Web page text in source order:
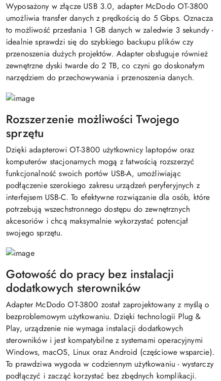
Wyposażony w złącze USB 3.0, adapter McDodo OT-3800
umożliwia transfer danych z prędkością do 5 Gbps. Oznacza
to możliwość przesłania 1 GB danych w zaledwie 3 sekundy -
idealnie sprawdzi się do szybkiego backupu plików czy
przenoszenia dużych projektów. Adapter obsługuje również
zewnętrzne dyski twarde do 2 TB, co czyni go doskonałym
narzędziem do przechowywania i przenoszenia danych.
Rozszerzenie możliwości Twojego
sprzętu
Dzięki adapterowi OT-3800 użytkownicy laptopów oraz
komputerów stacjonarnych mogą z łatwością rozszerzyć
funkcjonalność swoich portów USB-A, umożliwiając
podłączenie szerokiego zakresu urządzeń peryferyjnych z
interfejsem USB-C. To efektywne rozwiązanie dla osób, które
potrzebują wszechstronnego dostępu do zewnętrznych
akcesoriów i chcą maksymalnie wykorzystać potencjał
swojego sprzętu.
Gotowość do pracy bez instalacji
dodatkowych sterowników
Adapter McDodo OT-3800 został zaprojektowany z myślą o
bezproblemowym użytkowaniu. Dzięki technologii Plug &
Play, urządzenie nie wymaga instalacji dodatkowych
sterowników i jest kompatybilne z systemami operacyjnymi
Windows, macOS, Linux oraz Android (częściowe wsparcie).
To prawdziwa wygoda w codziennym użytkowaniu - wystarczy
podłączyć i zacząć korzystać bez zbędnych komplikacji.